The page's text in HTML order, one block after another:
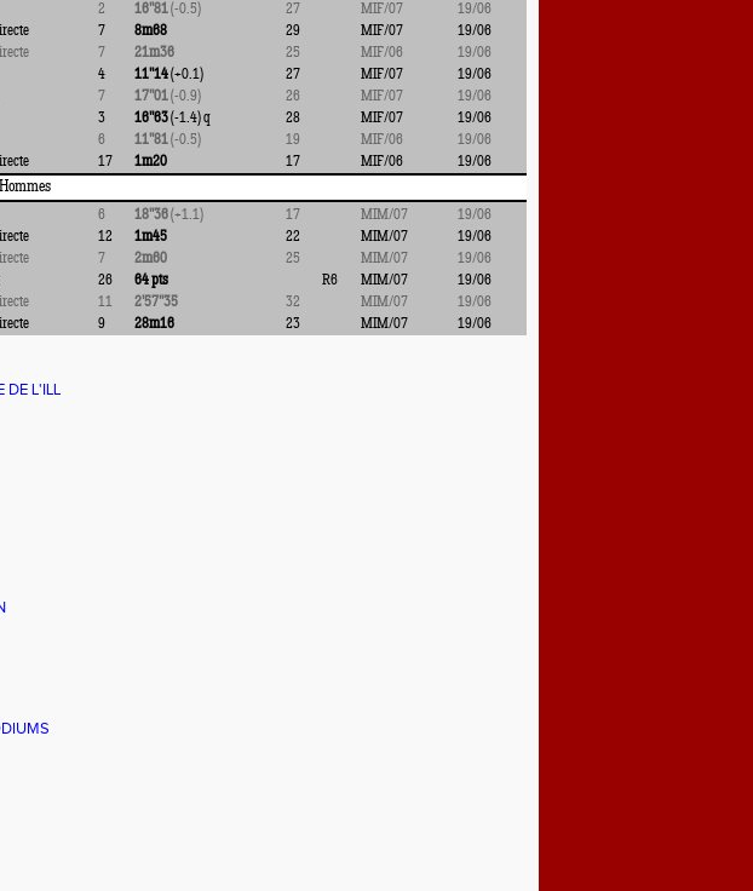
2 16''81(-0.5) 27 MIF/07
19/06
7 8m68 29 MIF/07
19/06
7 21m36 25 MIF/06
19/06
4 11''14(+0.1) 27 MIF/07
19/06
7 17''01(-0.9) 26 MIF/07
19/06
3 16''63(-1.4) q 28 MIF/07
19/06
6 11''81(-0.5) 19 MIF/06
19/06
17 1m20 17 MIF/06 19/06
Hommes
6 18''36(+1.1) 17 MIM/07
19/06
12 1m45 22 MIM/07
19/06
7 2m60 25 MIM/07
19/06
26 64 pts R6 MIM/07
19/06
11 2'57''35 32 MIM/07
19/06
9 28m16 23 MIM/07 19/06
DE L'ILL